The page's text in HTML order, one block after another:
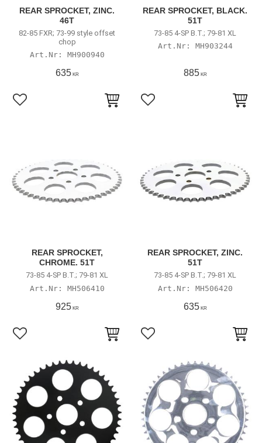
REAR SPROCKET, ZINC.
46T
82-85 FXR; 73-99 style offset
chop
MH900940
635KR
Lägg till i favoriter
REAR SPROCKET, BLACK.
51T
73-85 4-SP B.T.; 79-81 XL
MH903244
885KR
Lägg till i favoriter
REAR SPROCKET,
CHROME. 51T
73-85 4-SP B.T.; 79-81 XL
MH506410
925KR
Lägg till i favoriter
REAR SPROCKET, ZINC.
51T
73-85 4-SP B.T.; 79-81 XL
MH506420
635KR
Lägg till i favoriter